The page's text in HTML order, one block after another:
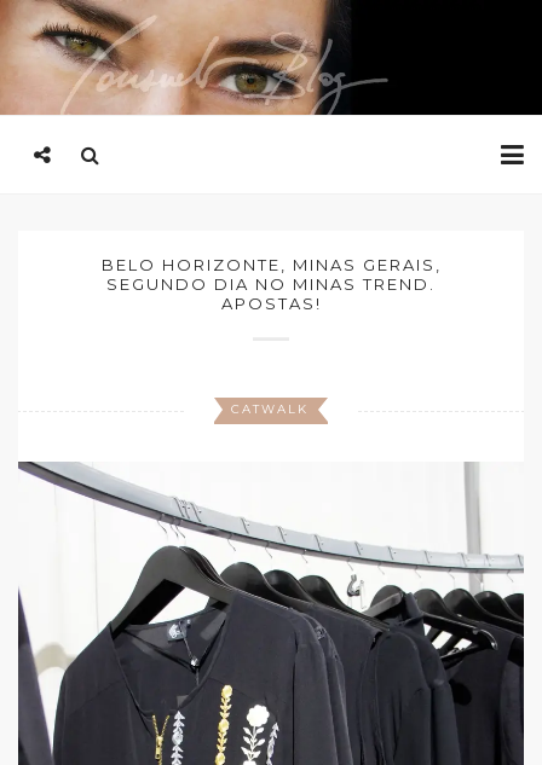
BELO HORIZONTE, MINAS GERAIS,
SEGUNDO DIA NO MINAS TREND.
APOSTAS!
CATWALK